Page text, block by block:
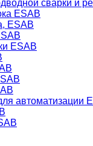
сварки и
ESAB
ESAB
ESAB
автоматизации